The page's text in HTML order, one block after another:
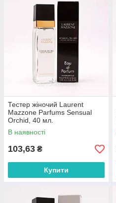
Тестер жіночий Laurent
Mazzone Parfums Sensual
Orchid, 40 мл.
В наявності
103,63 ₴
Купити